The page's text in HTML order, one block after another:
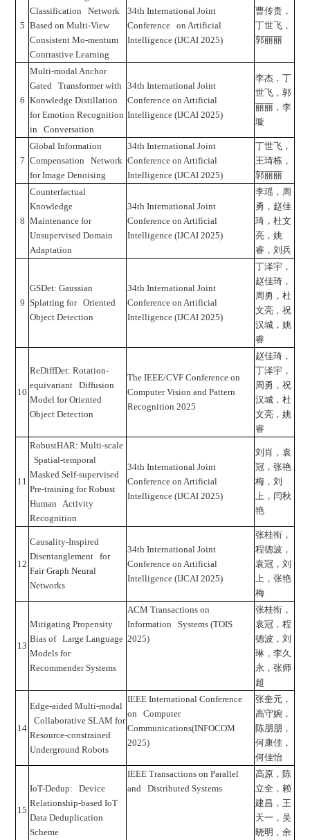
5
Classification Network
Based on Multi-View
Consistent Mo-mentum
Contrastive Learning
34th International Joint
Conference on Artificial
Intelligence (IJCAI 2025)
曹传贵，
丁世飞，
郭丽丽
6
Multi-modal Anchor
Gated Transformer with
Konwledge Distillation
for Emotion Recognition
in Conversation
34th International Joint
Conference on Artificial
Intelligence (IJCAI 2025)
李杰，丁
世飞，郭
丽丽，李
璇
7
Global Information
Compensation Network
for Image Denoising
34th International Joint
Conference on Artificial
Intelligence (IJCAI 2025)
丁世飞，
王琦栋，
郭丽丽
8
Counterfactual
Knowledge
Maintenance for
Unsupervised Domain
Adaptation
34th International Joint
Conference on Artificial
Intelligence (IJCAI 2025)
李瑶，周
勇，赵佳
琦，杜文
亮，姚
睿，刘兵
9
GSDet: Gaussian
Splatting for Oriented
Object Detection
34th International Joint
Conference on Artificial
Intelligence (IJCAI 2025)
丁泽宇，
赵佳琦，
周勇，杜
文亮，祝
汉城，姚
睿
10
ReDiffDet: Rotation-
equivariant Diffusion
Model for Oriented
Object Detection
The IEEE/CVF Conference on
Computer Vision and Pattern
Recognition 2025
赵佳琦，
丁泽宇，
周勇，祝
汉城，杜
文亮，姚
睿
11
RobustHAR: Multi-scale
Spatial-temporal
Masked Self-supervised
Pre-training for Robust
Human Activity
Recognition
34th International Joint
Conference on Artificial
Intelligence (IJCAI 2025)
刘肖，袁
冠，张艳
梅，刘
上，闫秋
艳
12
Causality-Inspired
Disentanglement for
Fair Graph Neural
Networks
34th International Joint
Conference on Artificial
Intelligence (IJCAI 2025)
张桂衔，
程德波，
袁冠，刘
上，张艳
梅
13
Mitigating Propensity
Bias of Large Language
Models for
Recommender Systems
ACM Transactions on
Information Systems (TOIS
2025)
张桂衔，
袁冠，程
德波，刘
琳，李久
永，张师
超
14
Edge-aided Multi-modal
Collaborative SLAM for
Resource-constrained
Underground Robots
IEEE International Conference
on Computer
Communications(INFOCOM
2025)
张奎元，
高守婉，
陈朋朋，
何康佳，
何佳怡
15
IoT-Dedup: Device
Relationship-based IoT
Data Deduplication
Scheme
IEEE Transactions on Parallel
and Distributed Systems
高原，陈
立全，赖
建昌，王
天一，吴
晓明，余